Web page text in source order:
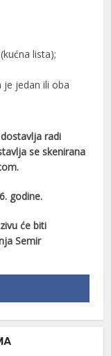
lista);
je jedan ili oba
radi
se skenirana
godine.
će biti
Semir